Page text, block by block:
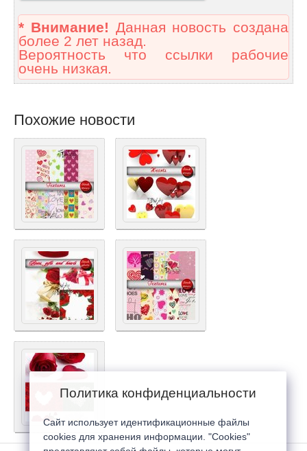
* Внимание! Данная новость создана
более 2 лет назад.
Вероятность что ссылки рабочие
очень низкая.
Похожие новости
Политика конфиденциальности
Сайт использует идентификационные файлы
cookies для хранения информации. "Cookies"